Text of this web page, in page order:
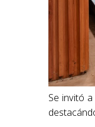
Se invitó